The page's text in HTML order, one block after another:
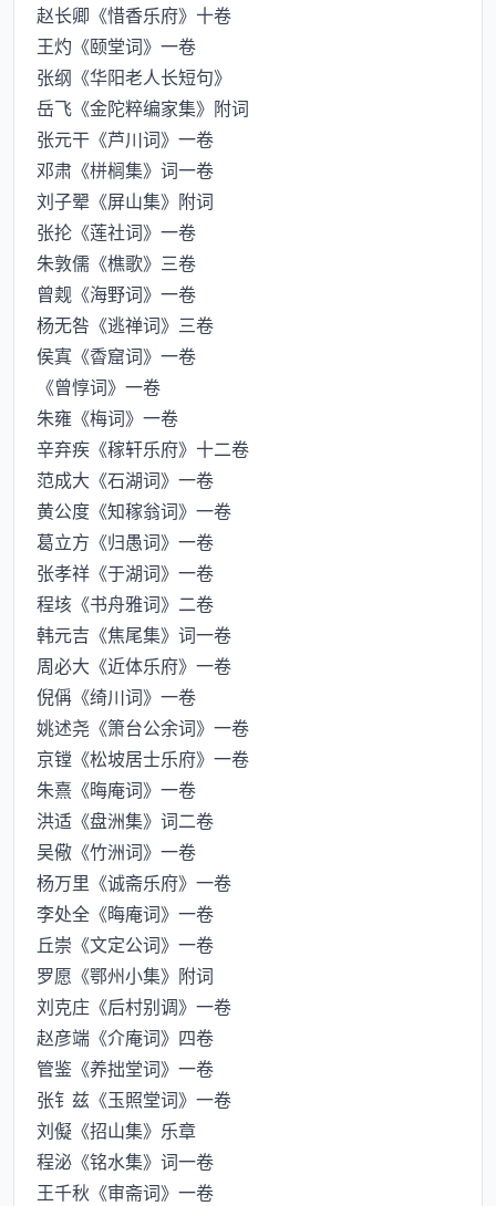
赵长卿《惜香乐府》十卷
王灼《颐堂词》一卷
张纲《华阳老人长短句》
岳飞《金陀粹编家集》附词
张元干《芦川词》一卷
邓肃《栟榈集》词一卷
刘子翚《屏山集》附词
张抡《莲社词》一卷
朱敦儒《樵歌》三卷
曾觌《海野词》一卷
杨无咎《逃禅词》三卷
侯寘《稥窟词》一卷
《曾惇词》一卷
朱雍《梅词》一卷
辛弃疾《稼轩乐府》十二卷
范成大《石湖词》一卷
黄公度《知稼翁词》一卷
葛立方《归愚词》一卷
张孝祥《于湖词》一卷
程垓《书舟雅词》二卷
韩元吉《焦尾集》词一卷
周必大《近体乐府》一卷
倪偁《绮川词》一卷
姚述尧《箫台公余词》一卷
京镗《松坡居士乐府》一卷
朱熹《晦庵词》一卷
洪适《盘洲集》词二卷
吴儆《竹洲词》一卷
杨万里《诚斋乐府》一卷
李处全《晦庵词》一卷
丘崇《文定公词》一卷
罗愿《鄂州小集》附词
刘克庄《后村别调》一卷
赵彦端《介庵词》四卷
管鉴《养拙堂词》一卷
张钅兹《玉照堂词》一卷
刘儗《招山集》乐章
程泌《铭水集》词一卷
王千秋《审斋词》一卷